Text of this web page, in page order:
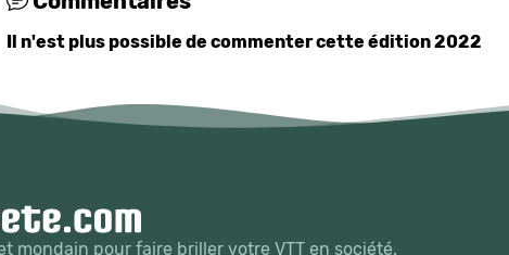
Il n'est plus possible de commenter cette édition 2022
mondain pour faire briller votre VTT en société.